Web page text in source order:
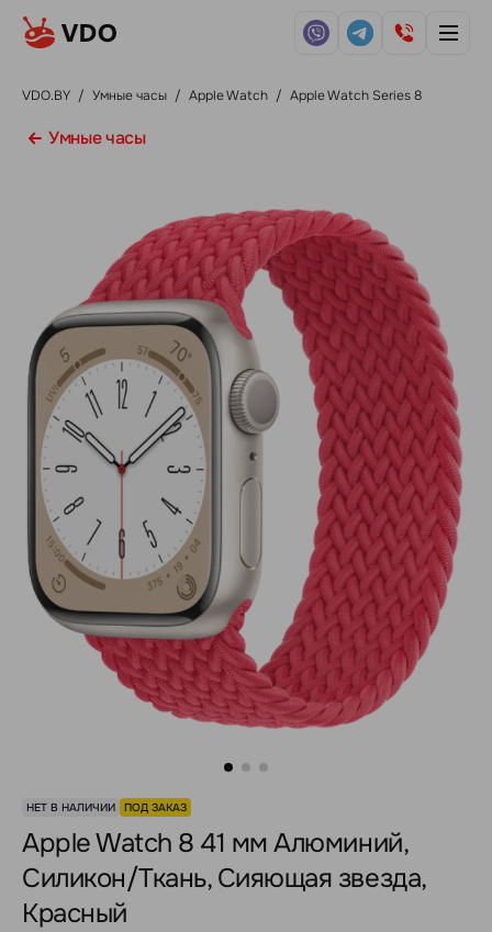
VDO.BY / Умные часы / Apple Watch / Apple Watch Series 8
Умные часы
НЕТ В НАЛИЧИИ ПОД ЗАКАЗ
Apple Watch 8 41 мм Алюминий,
Силикон/Ткань, Сияющая звезда,
Красный